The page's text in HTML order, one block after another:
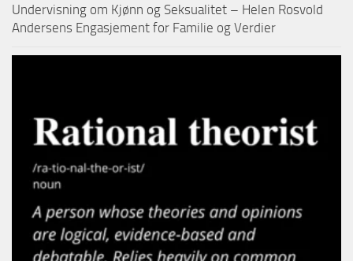
Undervisning om Kjønn og Seksualitet – Helen Rosvold
Andersens Engasjement for Familie og Verdier